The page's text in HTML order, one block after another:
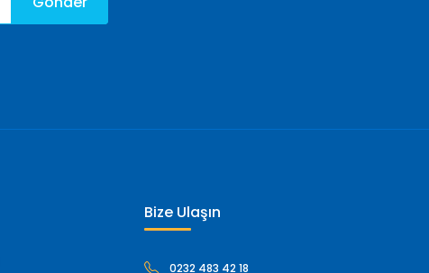
Bize Ulaşın
0232 483 42 18